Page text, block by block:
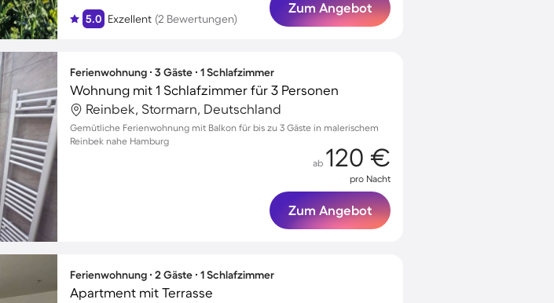
5.0 Exzellent (2 Bewertungen)
Zum Angebot
Ferienwohnung ∙ 3 Gäste ∙ 1 Schlafzimmer
Wohnung mit 1 Schlafzimmer für 3 Personen
Reinbek, Stormarn, Deutschland
Gemütliche Ferienwohnung mit Balkon für bis zu 3 Gäste in malerischem
Reinbek nahe Hamburg
ab 120 €
pro Nacht
Zum Angebot
Ferienwohnung ∙ 2 Gäste ∙ 1 Schlafzimmer
Apartment mit Terrasse